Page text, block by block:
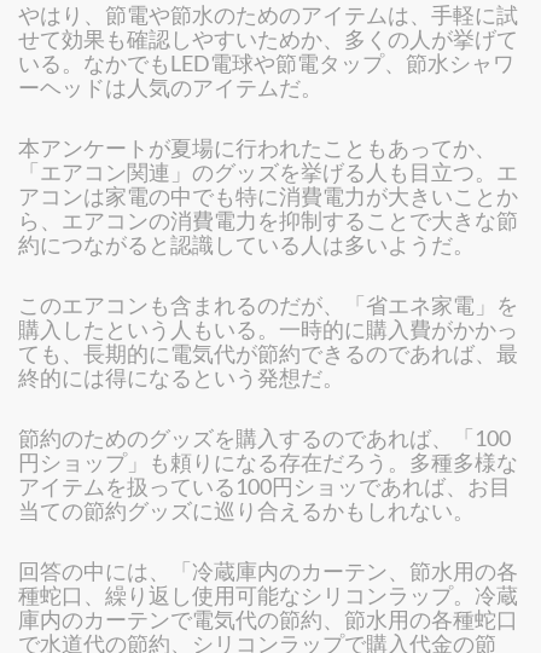
やはり、節電や節水のためのアイテムは、手軽に試
せて効果も確認しやすいためか、多くの人が挙げて
いる。なかでもLED電球や節電タップ、節水シャワ
ーヘッドは人気のアイテムだ。
本アンケートが夏場に行われたこともあってか、
「エアコン関連」のグッズを挙げる人も目立つ。エ
アコンは家電の中でも特に消費電力が大きいことか
ら、エアコンの消費電力を抑制することで大きな節
約につながると認識している人は多いようだ。
このエアコンも含まれるのだが、「省エネ家電」を
購入したという人もいる。一時的に購入費がかかっ
ても、長期的に電気代が節約できるのであれば、最
終的には得になるという発想だ。
節約のためのグッズを購入するのであれば、「100
円ショップ」も頼りになる存在だろう。多種多様な
アイテムを扱っている100円ショッであれば、お目
当ての節約グッズに巡り合えるかもしれない。
回答の中には、「冷蔵庫内のカーテン、節水用の各
種蛇口、繰り返し使用可能なシリコンラップ。冷蔵
庫内のカーテンで電気代の節約、節水用の各種蛇口
で水道代の節約、シリコンラップで購入代金の節